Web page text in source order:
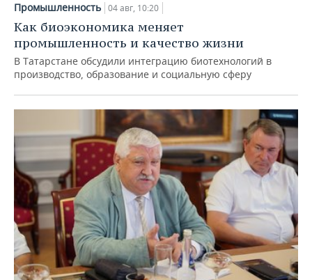
Промышленность 04 авг, 10:20
Как биоэкономика меняет
промышленность и качество жизни
В Татарстане обсудили интеграцию биотехнологий в
производство, образование и социальную сферу